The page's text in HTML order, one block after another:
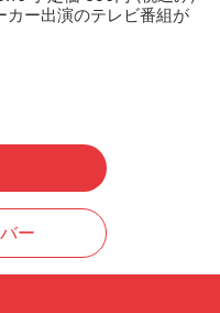
ー出演のテレビ番組が
ー